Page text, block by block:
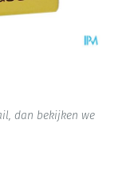
dan bekijken we